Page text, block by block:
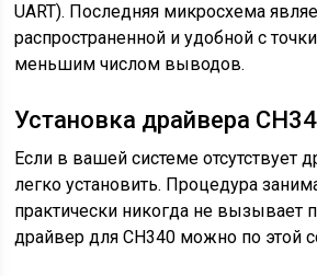
UART). Последняя микросхема
распространенной и удобной с
меньшим числом выводов.
Установка драйвера
Если в вашей системе отсутствует
легко установить. Процедура
практически никогда не вызывает
драйвер для CH340 можно по этой